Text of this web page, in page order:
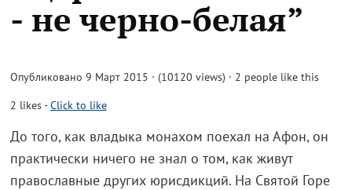
- не черно-белая”
Опубликовано 9 Март 2015 · (10120 views) · 2 people like this
2 likes-Click to like
До того, как владыка монахом поехал на Афон, он
практически ничего не знал о том, как живут
православные других юрисдикций. На Святой Горе